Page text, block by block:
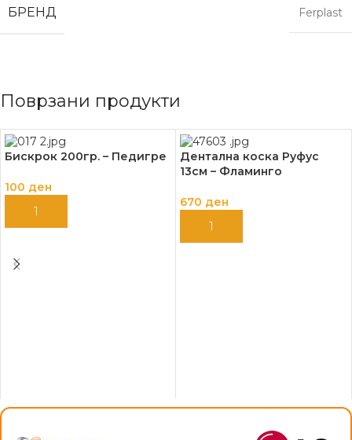
БРЕНД Ferplast
Поврзани продукти
Бискрок 200гр. – Педигре
100 ден
ДОДАЈ ВО КОШНИЦА
Дентална коска Руфус
13см – Фламинго
670 ден
ДОДАЈ ВО КОШНИЦА